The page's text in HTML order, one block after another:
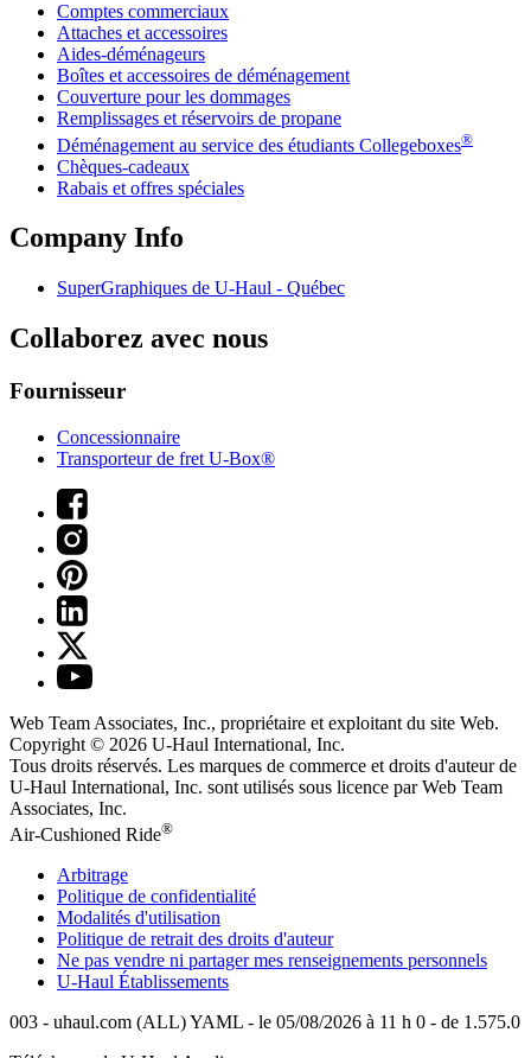
Comptes commerciaux
Attaches et accessoires
Aides-déménageurs
Boîtes et accessoires de déménagement
Couverture pour les dommages
Remplissages et réservoirs de propane
Déménagement au service des étudiants Collegeboxes®
Chèques-cadeaux
Rabais et offres spéciales
Company Info
SuperGraphiques de U-Haul - Québec
Collaborez avec nous
Fournisseur
Concessionnaire
Transporteur de fret U-Box®
Web Team Associates, Inc., propriétaire et exploitant du site Web.
Copyright © 2026 U-Haul International, Inc.
Tous droits réservés. Les marques de commerce et droits d'auteur de
U-Haul International, Inc. sont utilisés sous licence par Web Team
Associates, Inc.
Air-Cushioned Ride®
Arbitrage
Politique de confidentialité
Modalités d'utilisation
Politique de retrait des droits d'auteur
Ne pas vendre ni partager mes renseignements personnels
U-Haul Établissements
003 - uhaul.com (ALL) YAML - le 05/08/2026 à 11 h 0 - de 1.575.0